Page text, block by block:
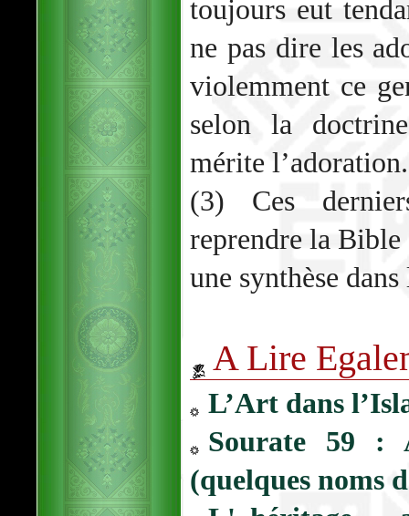
toujours eut
ne pas dire les
violemment ce
selon la
mérite l’adoration.
(3) Ces
reprendre la Bible
une synthèse
A Lire
L’Art dans
Sourate 59 :
(quelques noms